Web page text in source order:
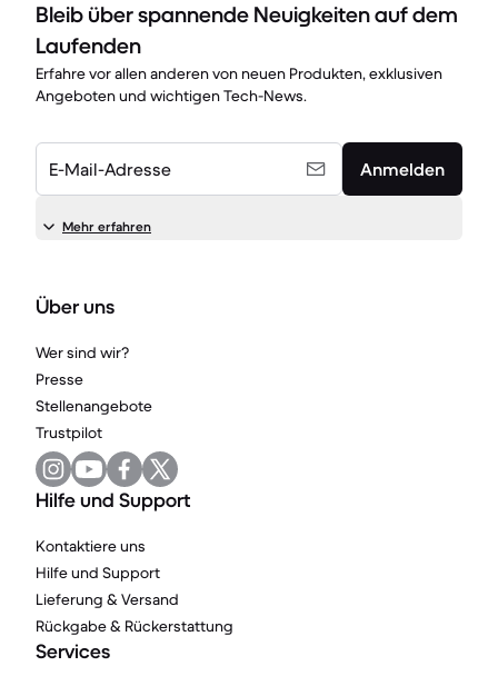
Bleib über spannende Neuigkeiten auf dem
Laufenden
Erfahre vor allen anderen von neuen Produkten, exklusiven
Angeboten und wichtigen Tech-News.
E-Mail-Adresse Anmelden
Mehr erfahren
Über uns
Wer sind wir?
Presse
Stellenangebote
Trustpilot
Hilfe und Support
Kontaktiere uns
Hilfe und Support
Lieferung & Versand
Rückgabe & Rückerstattung
Services